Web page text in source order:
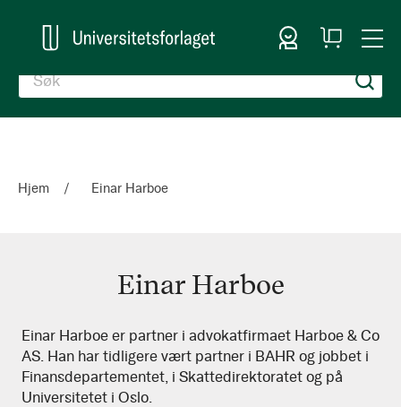
Logg inn
Handlekurv
Hjem Einar Harboe
Einar Harboe
Einar
Harboe
Einar Harboe er partner i advokatfirmaet Harboe & Co
AS. Han har tidligere vært partner i BAHR og jobbet i
Finansdepartementet, i Skattedirektoratet og på
Universitetet i Oslo.